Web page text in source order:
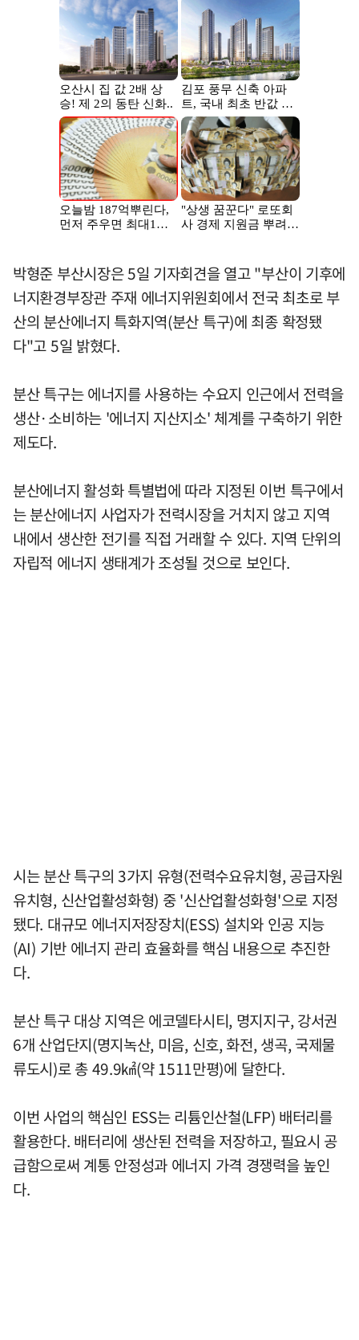
박형준 부산시장은 5일 기자회견을 열고 "부산이 기후에
너지환경부장관 주재 에너지위원회에서 전국 최초로 부
산의 분산에너지 특화지역(분산 특구)에 최종 확정됐
다"고 5일 밝혔다.
분산 특구는 에너지를 사용하는 수요지 인근에서 전력을
생산·소비하는 '에너지 지산지소' 체계를 구축하기 위한
제도다.
분산에너지 활성화 특별법에 따라 지정된 이번 특구에서
는 분산에너지 사업자가 전력시장을 거치지 않고 지역
내에서 생산한 전기를 직접 거래할 수 있다. 지역 단위의
자립적 에너지 생태계가 조성될 것으로 보인다.
시는 분산 특구의 3가지 유형(전력수요유치형, 공급자원
유치형, 신산업활성화형) 중 '신산업활성화형'으로 지정
됐다. 대규모 에너지저장장치(ESS) 설치와 인공 지능
(AI) 기반 에너지 관리 효율화를 핵심 내용으로 추진한
다.
분산 특구 대상 지역은 에코델타시티, 명지지구, 강서권
6개 산업단지(명지녹산, 미음, 신호, 화전, 생곡, 국제물
류도시)로 총 49.9㎢(약 1511만평)에 달한다.
이번 사업의 핵심인 ESS는 리튬인산철(LFP) 배터리를
활용한다. 배터리에 생산된 전력을 저장하고, 필요시 공
급함으로써 계통 안정성과 에너지 가격 경쟁력을 높인
다.